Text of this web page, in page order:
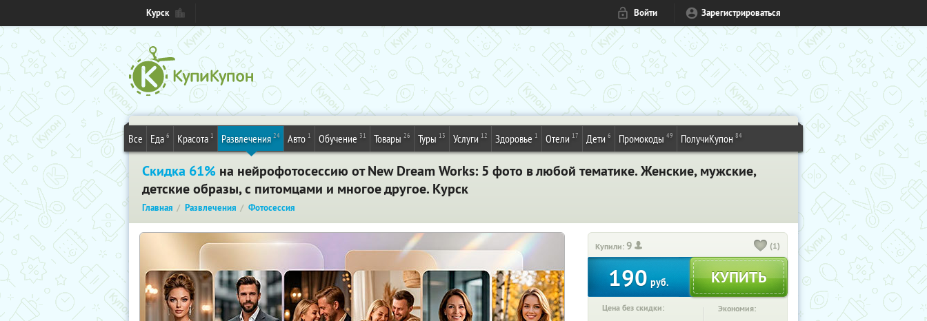
Курск Войти Зарегистрироваться
Все Еда 6 Красота 1 Развлечения 24 Авто 1 Обучение 31 Товары 26 Туры 13 Услуги 12 Здоровье 1 Отели 17 Дети 6 Промокоды 49 ПолучиКупон 84
Скидка 61% на нейрофотосессию от New Dream Works: 5 фото в любой тематике. Женские, мужские,
детские образы, с питомцами и многое другое. Курск
Главная Развлечения Фотосессия
Купили:9 (1)
190 руб.
Цена без скидки: Экономия: